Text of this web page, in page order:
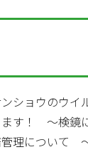
ショウのウイ
す！ ～検鏡
理について